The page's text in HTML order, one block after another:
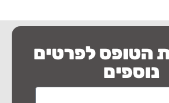
הטופס לפרטים
נוספים